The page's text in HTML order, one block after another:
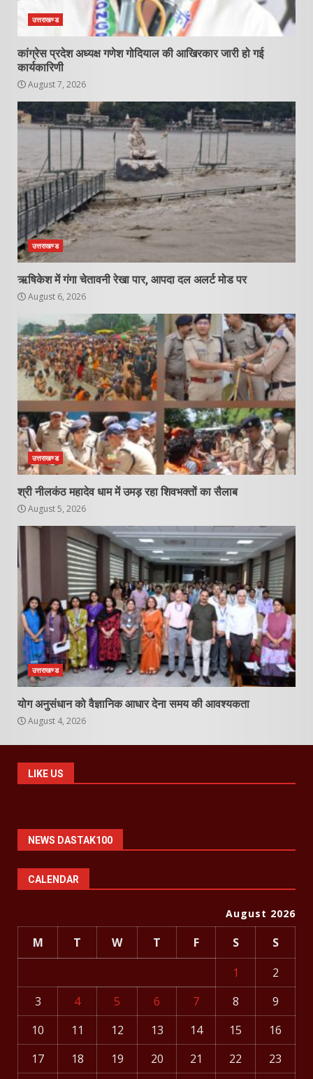
उत्तराखण्ड
कांग्रेस प्रदेश अध्यक्ष गणेश गोदियाल की आखिरकार जारी हो गई
कार्यकारिणी
August 7, 2026
उत्तराखण्ड
ऋषिकेश में गंगा चेतावनी रेखा पार, आपदा दल अलर्ट मोड पर
August 6, 2026
उत्तराखण्ड
श्री नीलकंठ महादेव धाम में उमड़ रहा शिवभक्तों का सैलाब
August 5, 2026
उत्तराखण्ड
योग अनुसंधान को वैज्ञानिक आधार देना समय की आवश्यकता
August 4, 2026
LIKE US
NEWS DASTAK100
CALENDAR
August 2026
M T W T F S
S
1
2
3
4 5 6 7 8
9
10
11 12 13 14 15
16
17
18 19 20 21 22 23